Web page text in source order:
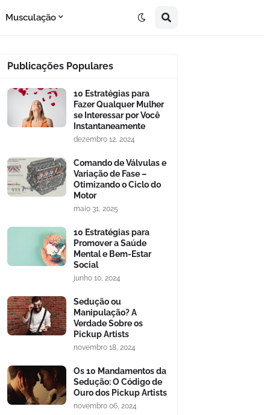
Musculação
Publicações Populares
10 Estratégias para
Fazer Qualquer Mulher
se Interessar por Você
Instantaneamente
dezembro 12, 2024
Comando de Válvulas e
Variação de Fase –
Otimizando o Ciclo do
Motor
maio 31, 2025
10 Estratégias para
Promover a Saúde
Mental e Bem-Estar
Social
junho 10, 2024
Sedução ou
Manipulação? A
Verdade Sobre os
Pickup Artists
novembro 18, 2024
Os 10 Mandamentos da
Sedução: O Código de
Ouro dos Pickup Artists
novembro 06, 2024